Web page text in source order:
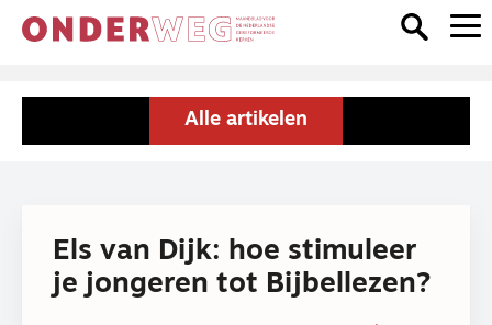
Alle artikelen
Els van Dijk: hoe stimuleer
je jongeren tot Bijbellezen?